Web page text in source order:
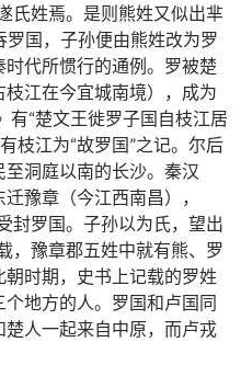
氏姓焉。是则熊姓又似出芈
罗国，子孙便由熊姓改为罗
代所惯行的通例。罗被楚
江在今宜城南境），成为
有“楚文王徙罗子国自枝江居
枝江为“故罗国”之记。尔后
洞庭以南的长沙。秦汉
豫章（今江西南昌），
封罗国。子孙以为氏，望出
，豫章郡五姓中就有熊、罗
时期，史书上记载的罗姓
地方的人。罗国和卢国同
人一起来自中原，而卢戎